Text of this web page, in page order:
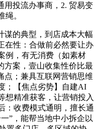
用投流办事商，2. 贸易变
绳。
的典型，到店成本大幅
在性：合做前必然要让办
例，有无消费（如素材
方案，壹山收集性价比最
点；兼具互联网营销思维
；【焦点劣势】自建AI
想精准获客，让营销投入
：收费模式通明，擅长通
”，能帮当地中小拆企以